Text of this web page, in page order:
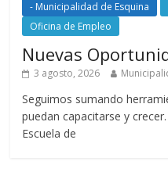
- Municipalidad de Esquina
Oficina de Empleo
Nuevas
3 agosto, 2026
Seguimos sumando
puedan capacitarse y
Escuela de